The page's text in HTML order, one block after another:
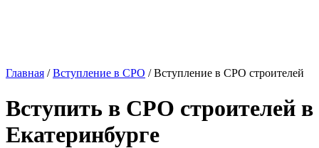
Главная /Вступление в СРО /Вступление в СРО строителей
Вступить в СРО строителей в
Екатеринбурге